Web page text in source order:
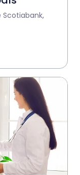
Scotiabank,